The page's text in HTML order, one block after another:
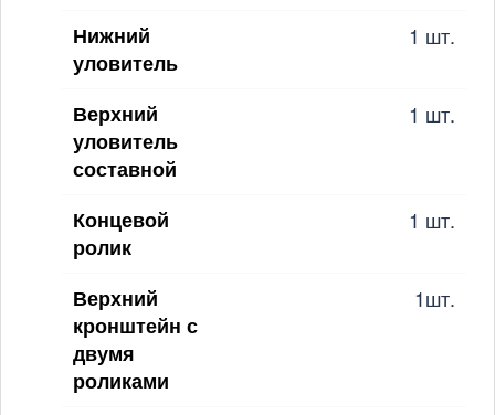
Нижний
уловитель
1 шт.
Верхний
уловитель
составной
1 шт.
Концевой
ролик
1 шт.
Верхний
кронштейн с
двумя
роликами
1шт.